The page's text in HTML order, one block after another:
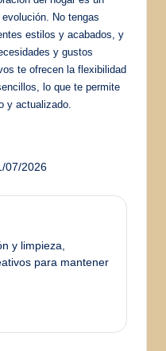
No tengas
estilos y acabados, y
y gustos
te ofrecen la flexibilidad
lo que te permite
y actualizado.
07/2026
y limpieza,
para mantener